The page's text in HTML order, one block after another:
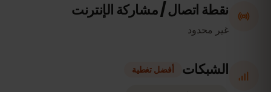
نقطة اتصال / مشاركة الإنترنت
غير محدود
الشبكات أفضل تغطية